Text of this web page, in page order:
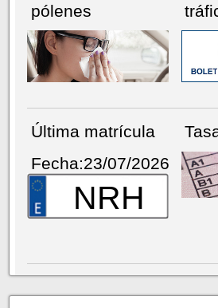
pólenes
Última matrícula
Fecha:23/07/2026
NRH